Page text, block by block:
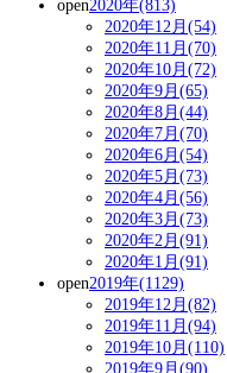
open2020年(813)
2020年12月(54)
2020年11月(70)
2020年10月(72)
2020年9月(65)
2020年8月(44)
2020年7月(70)
2020年6月(54)
2020年5月(73)
2020年4月(56)
2020年3月(73)
2020年2月(91)
2020年1月(91)
open2019年(1129)
2019年12月(82)
2019年11月(94)
2019年10月(110)
2019年9月(90)